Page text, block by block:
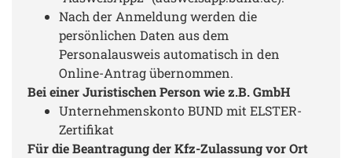
ich mich dagegen wehren? Zumindest das Geld
zurück verlangen für die Online-Zulassung? Kennt
sich hier wer aus? Conny
Nach der Anmeldung werden die
persönlichen Daten aus dem
Personalausweis automatisch in den
Online-Antrag übernommen.
Bei einer Juristischen Person wie z.B. GmbH
Unternehmenskonto BUND mit ELSTER-
Zertifikat
Für die Beantragung der Kfz-Zulassung vor Ort